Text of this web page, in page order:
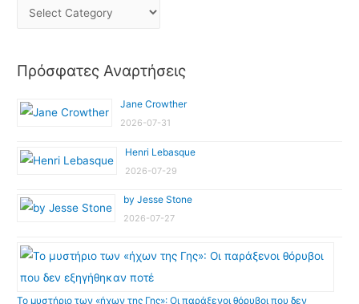
Πρόσφατες Αναρτήσεις
Jane Crowther
2026-07-31
Henri Lebasque
2026-07-29
by Jesse Stone
2026-07-27
Το μυστήριο των «ήχων της Γης»: Οι παράξενοι θόρυβοι που δεν